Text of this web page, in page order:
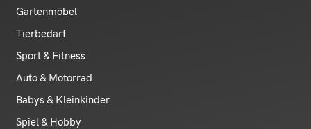
Gartenmöbel
Tierbedarf
Sport & Fitness
Auto & Motorrad
Babys & Kleinkinder
Spiel & Hobby